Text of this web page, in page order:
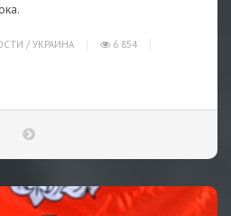
/ УКРАИНА
6 854